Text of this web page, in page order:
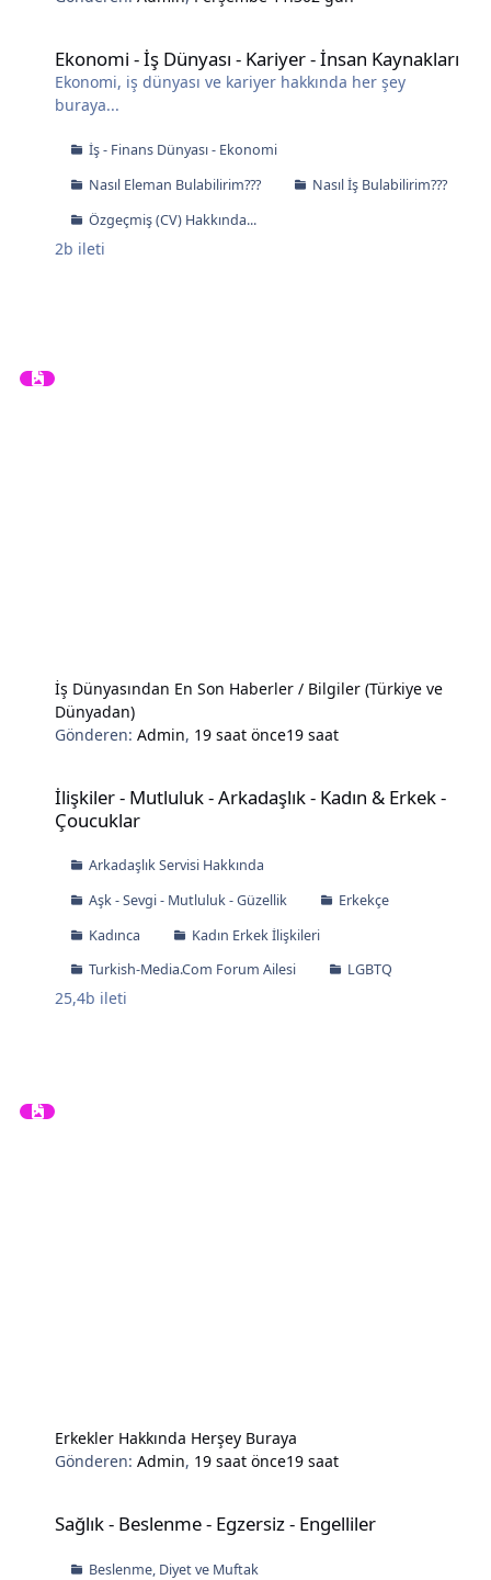
Ekonomi - İş Dünyası - Kariyer - İnsan Kaynakları
Ekonomi, iş dünyası ve kariyer hakkında her şey
buraya...
İş - Finans Dünyası - Ekonomi
Nasıl Eleman Bulabilirim???
Nasıl İş Bulabilirim???
Özgeçmiş (CV) Hakkında...
2b ileti
İş Dünyasından En Son Haberler / Bilgiler (Türkiye ve
Dünyadan)
Gönderen:Admin, 19 saat önce19 saat
İlişkiler - Mutluluk - Arkadaşlık - Kadın & Erkek -
Çoucuklar
Arkadaşlık Servisi Hakkında
Aşk - Sevgi - Mutluluk - Güzellik
Erkekçe
Kadınca
Kadın Erkek İlişkileri
Turkish-Media.Com Forum Ailesi
LGBTQ
25,4b ileti
Erkekler Hakkında Herşey Buraya
Gönderen:Admin, 19 saat önce19 saat
Sağlık - Beslenme - Egzersiz - Engelliler
Beslenme, Diyet ve Muftak